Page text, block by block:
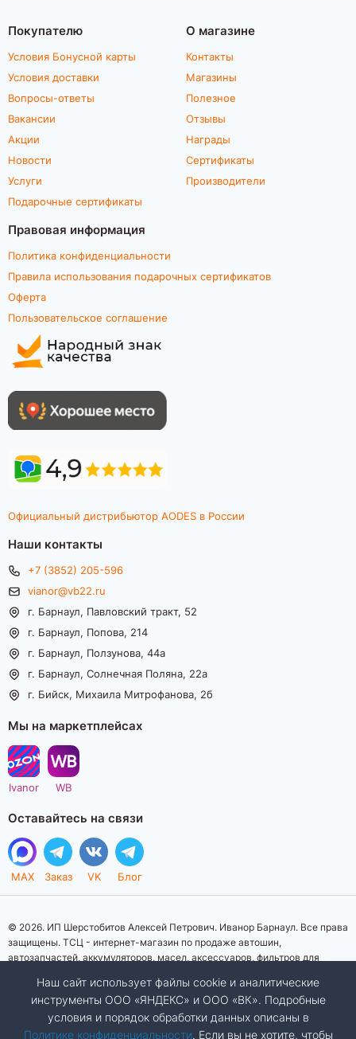
Покупателю
Условия Бонусной карты
Условия доставки
Вопросы-ответы
Вакансии
Акции
Новости
Услуги
Подарочные сертификаты
О магазине
Контакты
Магазины
Полезное
Отзывы
Награды
Сертификаты
Производители
Правовая информация
Политика конфиденциальности
Правила использования подарочных сертификатов
Оферта
Пользовательское соглашение
Официальный дистрибьютор AODES в России
Наши контакты
+7 (3852) 205-596
vianor@vb22.ru
г. Барнаул, Павловский тракт, 52
г. Барнаул, Попова, 214
г. Барнаул, Ползунова, 44а
г. Барнаул, Солнечная Поляна, 22а
г. Бийск, Михаила Митрофанова, 2б
Мы на маркетплейсах
Ivanor WB
Оставайтесь на связи
MAX Заказ VK Блог
© 2026. ИП Шерстобитов Алексей Петрович. Иванор Барнаул. Все права
защищены. ТСЦ - интернет-магазин по продаже автошин,
автозапчастей, аккумуляторов, масел, аксессуаров, фильтров для
информационный характер. Представленная информация о товарах, их
стоимости, характеристик, фото, наличия на складе ни при каких
условиях не является публичной офертой, определяемой положениями
Статьи 437 (2) Гражданского кодекса Российской Федерации.
Наш сайт использует файлы cookie и аналитические
инструменты ООО «ЯНДЕКС» и ООО «ВК». Подробные
условия и порядок обработки данных описаны в
Политике конфиденциальности. Если вы не хотите, чтобы